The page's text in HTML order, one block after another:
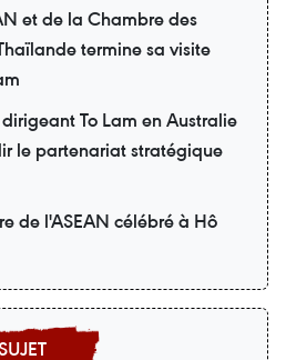
et de la Chambre des
termine sa visite
To Lam en Australie
le partenariat stratégique
de l'ASEAN célébré à Hô